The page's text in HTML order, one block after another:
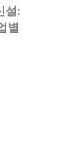
설:
별